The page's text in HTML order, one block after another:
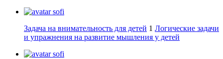
sofi
Задача на внимательность для детей 1 Логические задачи
и упражнения на развитие мышления у детей
sofi